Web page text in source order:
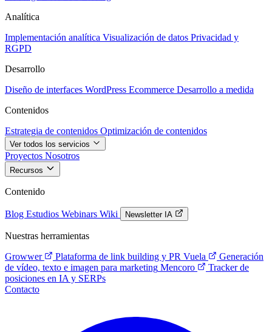
Analítica
Implementación analítica Visualización de datos Privacidad y
RGPD
Desarrollo
Diseño de interfaces WordPress Ecommerce Desarrollo a medida
Contenidos
Estrategia de contenidos Optimización de contenidos
Ver todos los servicios
Proyectos Nosotros
Recursos
Contenido
Blog Estudios Webinars Wiki Newsletter IA
Nuestras herramientas
Growwer
Plataforma de link building y PR Vuela
Generación
de vídeo, texto e imagen para marketing Mencoro
Tracker de
posiciones en IA y SERPs
Contacto